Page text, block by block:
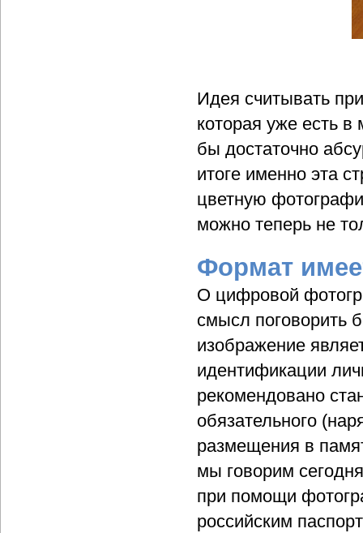
Идея считывать
которая уже есть
бы достаточно
итоге именно эта
цветную
можно теперь не
Формат
О цифровой
смысл поговорить
изображение
идентификации
рекомендовано
обязательного
размещения в
мы говорим
при помощи
российским